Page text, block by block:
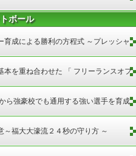
ボール
成による勝利の方程式 ～プレッシャ
本を重ね合わせた 「 フリーランスオフ
ら強豪校でも通用する強い選手を育成
～福大大濠流２４秒の守り方 ～